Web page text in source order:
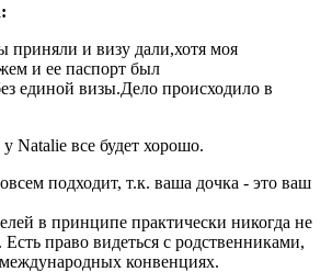
приняли и визу дали,хотя моя
и ее паспорт был
единой визы.Дело происходило в
Natalie все будет хорошо.
подходит, т.к. ваша дочка - это ваш
в принципе практически никогда не
право видеться с родственниками,
конвенциях.